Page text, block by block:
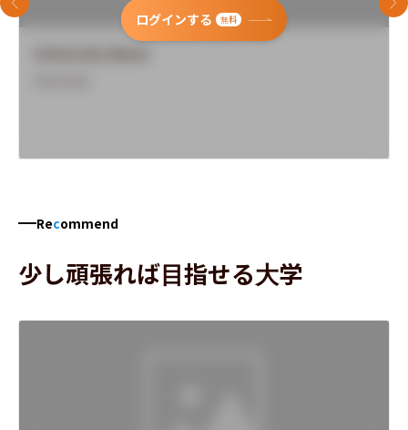
ログインする 無料
前のスライド 次
Recommend
少し頑張れば目指せる大学